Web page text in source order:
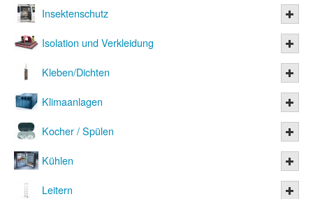
Insektenschutz
Isolation und Verkleidung
Kleben/Dichten
Klimaanlagen
Kocher / Spülen
Kühlen
Leitern